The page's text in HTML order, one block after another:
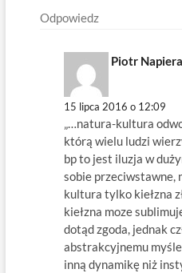
Odpowiedz
Piotr
15 lipca 2016 o 12:09
„…natura-kultura
którą wielu ludzi
bp to jest iluzja w
sobie przeciwstawne,
kultura tylko kiełzna
kiełzna moze
dotąd zgoda, jednak
abstrakcyjnemu
inną dynamikę niż